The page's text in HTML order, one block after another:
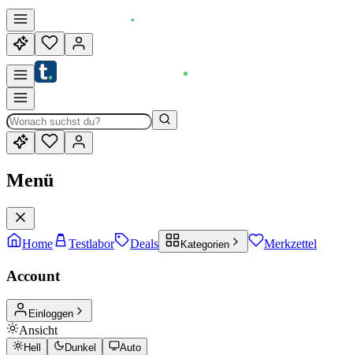
Menü
Home Testlabor Deals Kategorien Merkzettel
Account
Einloggen
Ansicht
Hell Dunkel Auto